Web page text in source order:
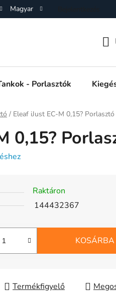
Adatkezelési Tájékoztató
Magyar
- Porlasztók
/ Eleaf iJust EC-M 0,15? Porlasztó
0,15?
Raktáron
144432367
KOSÁRBA